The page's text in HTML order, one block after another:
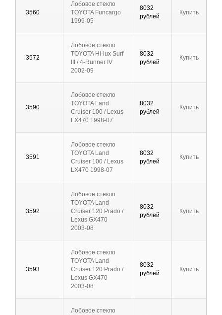
3560
Лобовое стекло
TOYOTA Funcargo
1999-05
8032
рублей
Купить
3572
Лобовое стекло
TOYOTA Hi-lux Surf
III / 4-Runner IV
2002-09
8032
рублей
Купить
3590
Лобовое стекло
TOYOTA Land
Cruiser 100 / Lexus
LX470 1998-07
8032
рублей
Купить
3591
Лобовое стекло
TOYOTA Land
Cruiser 100 / Lexus
LX470 1998-07
8032
рублей
Купить
3592
Лобовое стекло
TOYOTA Land
Cruiser 120 Prado /
Lexus GX470
2003-08
8032
рублей
Купить
3593
Лобовое стекло
TOYOTA Land
Cruiser 120 Prado /
Lexus GX470
2003-08
8032
рублей
Купить
Лобовое стекло